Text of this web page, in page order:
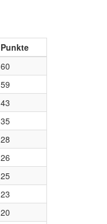
Punkte
60
59
43
35
28
26
25
23
20